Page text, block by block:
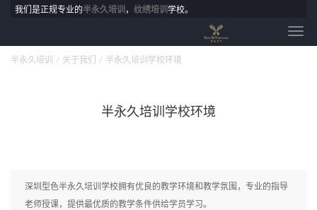
我们是正规专业的半永久培训， 纹绣培训学校。
半永久培训 关于我们 半永久培训学校环境
半永久培训学校环境
深圳型色半永久培训学校拥有优良的教学环境和教学氛围，专业的指导
老师授课，提供最优质的教学条件供给学员学习。